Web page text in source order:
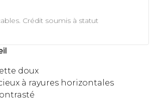
Crédit soumis à statut
doux
à rayures horizontales